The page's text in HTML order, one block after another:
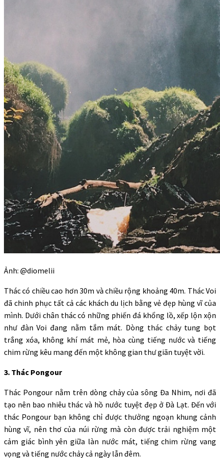
Ảnh: @diomelii
Thác có chiều cao hơn 30m và chiều rộng khoảng 40m. Thác Voi
đã chinh phục tất cả các khách du lịch bằng vẻ đẹp hùng vĩ của
mình. Dưới chân thác có những phiến đá khổng lồ, xếp lộn xộn
như đàn Voi đang nằm tắm mát. Dòng thác chảy tung bọt
trắng xóa, không khí mát mẻ, hòa cùng tiếng nước và tiếng
chim rừng kêu mang đến một không gian thư giãn tuyệt vời.
3. Thác Pongour
Thác Pongour nằm trên dòng chảy của sông Đa Nhim, nơi đã
tạo nên bao nhiêu thác và hồ nước tuyệt đẹp ở Đà Lạt. Đến với
thác Pongour bạn không chỉ được thưởng ngoạn khung cảnh
hùng vĩ, nên thơ của núi rừng mà còn được trải nghiệm một
cảm giác bình yên giữa làn nước mát, tiếng chim rừng vang
vọng và tiếng nước chảy cả ngày lẫn đêm.